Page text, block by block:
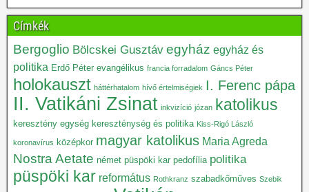
Címkék
Bergoglio Bölcskei Gusztáv egyház egyház és
politika Erdő Péter evangélikus francia forradalom Gáncs Péter
holokauszt háttérhatalom hívő értelmiségiek I. Ferenc pápa
II. Vatikáni Zsinat inkvizíció józan katolikus
keresztény egység kereszténység és politika Kiss-Rigó László
koronavírus középkor magyar katolikus Maria Agreda
Nostra Aetate német püspöki kar pedofília politika
püspöki kar református Rothkranz szabadkőműves Szebik